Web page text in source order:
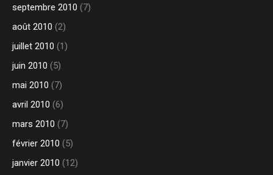
septembre 2010 (7)
août 2010 (2)
juillet 2010 (1)
juin 2010 (5)
mai 2010 (7)
avril 2010 (6)
mars 2010 (7)
février 2010 (5)
janvier 2010 (12)